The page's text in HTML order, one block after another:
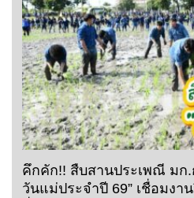
คึกคัก!! สืบสานประเพณี มก
วันแม่ประจำปี 69” เชื่อมง